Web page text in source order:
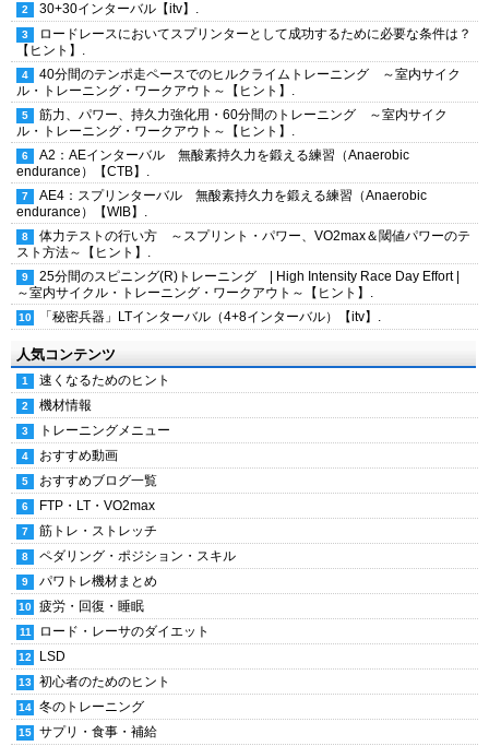
30+30インターバル【itv】.
ロードレースにおいてスプリンターとして成功するために必要な条件は？
【ヒント】.
40分間のテンポ走ペースでのヒルクライムトレーニング ～室内サイク
ル・トレーニング・ワークアウト～【ヒント】.
筋力、パワー、持久力強化用・60分間のトレーニング ～室内サイク
ル・トレーニング・ワークアウト～【ヒント】.
A2：AEインターバル 無酸素持久力を鍛える練習（Anaerobic
endurance）【CTB】.
AE4：スプリンターバル 無酸素持久力を鍛える練習（Anaerobic
endurance）【WIB】.
体力テストの行い方 ～スプリント・パワー、VO2max＆閾値パワーのテ
スト方法～【ヒント】.
25分間のスピニング(R)トレーニング | High Intensity Race Day Effort |
～室内サイクル・トレーニング・ワークアウト～【ヒント】.
「秘密兵器」LTインターバル（4+8インターバル）【itv】.
人気コンテンツ
速くなるためのヒント
機材情報
トレーニングメニュー
おすすめ動画
おすすめブログ一覧
FTP・LT・VO2max
筋トレ・ストレッチ
ペダリング・ポジション・スキル
パワトレ機材まとめ
疲労・回復・睡眠
ロード・レーサのダイエット
LSD
初心者のためのヒント
冬のトレーニング
サプリ・食事・補給